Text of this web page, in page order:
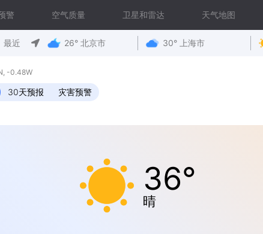
警 空气质量 卫星和雷达 天气地图
最近 26° 北京市 30° 上海市
-0.48W
30天预报 灾害预警
36°
晴